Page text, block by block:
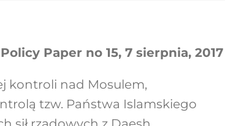
Paper no 15, 7 sierpnia, 2017
kontroli nad Mosulem,
tzw. Państwa Islamskiego